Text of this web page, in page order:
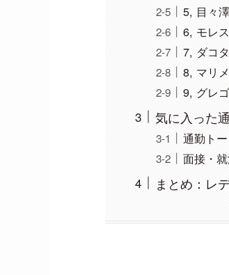
5, 目々
6, モレ
7, ダコタ
8, マリ
9, グレ
気に入った
通勤ト
面接・
まとめ：レ